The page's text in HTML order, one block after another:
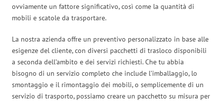
ovviamente un fattore significativo, così come la quantità di
mobili e scatole da trasportare.
La nostra azienda offre un preventivo personalizzato in base alle
esigenze del cliente, con diversi pacchetti di trasloco disponibili
a seconda dell’ambito e dei servizi richiesti. Che tu abbia
bisogno di un servizio completo che include l’imballaggio, lo
smontaggio e il rimontaggio dei mobili, o semplicemente di un
servizio di trasporto, possiamo creare un pacchetto su misura per